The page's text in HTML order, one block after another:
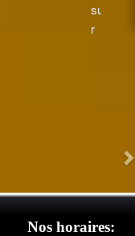
supe
r
ent
très
Nos horaires: